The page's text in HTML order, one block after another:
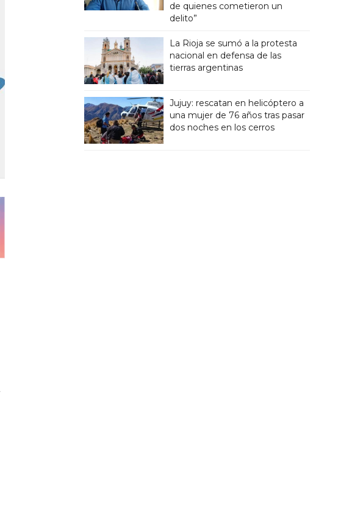
de quienes cometieron un
delito”
La Rioja se sumó a la protesta
nacional en defensa de las
tierras argentinas
Jujuy: rescatan en helicóptero a
una mujer de 76 años tras pasar
dos noches en los cerros